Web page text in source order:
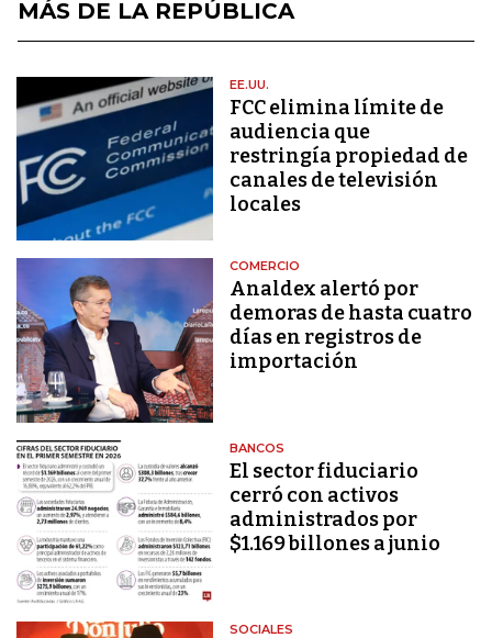
MÁS DE LA REPÚBLICA
EE.UU.
FCC elimina límite de
audiencia que
restringía propiedad de
canales de televisión
locales
COMERCIO
Analdex alertó por
demoras de hasta cuatro
días en registros de
importación
BANCOS
El sector fiduciario
cerró con activos
administrados por
$1.169 billones a junio
SOCIALES